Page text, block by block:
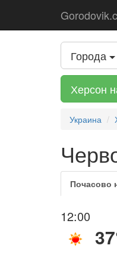
Города
Херсон
Украина
Почасово
12:00